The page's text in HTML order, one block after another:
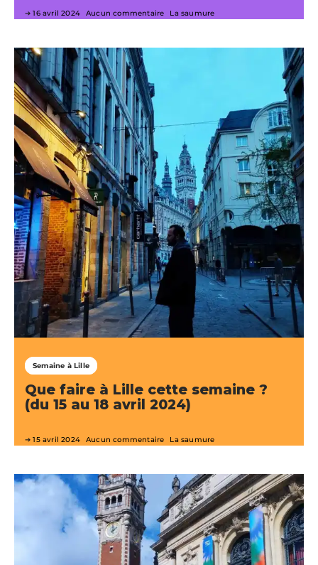
16 avril 2024 Aucun commentaire La saumure
Semaine à Lille
Que faire à Lille cette semaine ?
(du 15 au 18 avril 2024)
15 avril 2024 Aucun commentaire La saumure